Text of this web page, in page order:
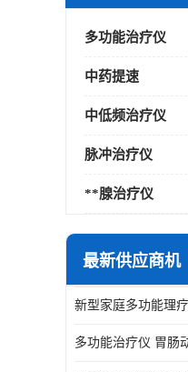
多功能治疗仪
中药提速
中低频治疗仪
脉冲治疗仪
**腺治疗仪
最新供应商机